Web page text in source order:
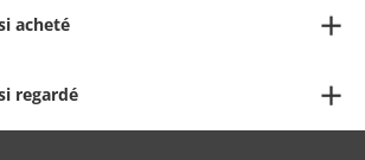
acheté
regardé